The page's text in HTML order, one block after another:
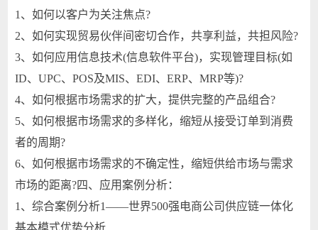
1、如何以客户为关注焦点?
2、如何实现贸易伙伴间密切合作，共享利益，共担风险?
3、如何应用信息技术(信息软件平台)，实现管理目标(如
ID、UPC、POS及MIS、EDI、ERP、MRP等)?
4、如何根据市场需求的扩大，提供完整的产品组合?
5、如何根据市场需求的多样化，缩短从接受订单到消费
者的周期?
6、如何根据市场需求的不确定性，缩短供给市场与需求
市场的距离?四、应用案例分析：
1、综合案例分析1——世界500强电商公司供应链一体化
基本模式优势分析